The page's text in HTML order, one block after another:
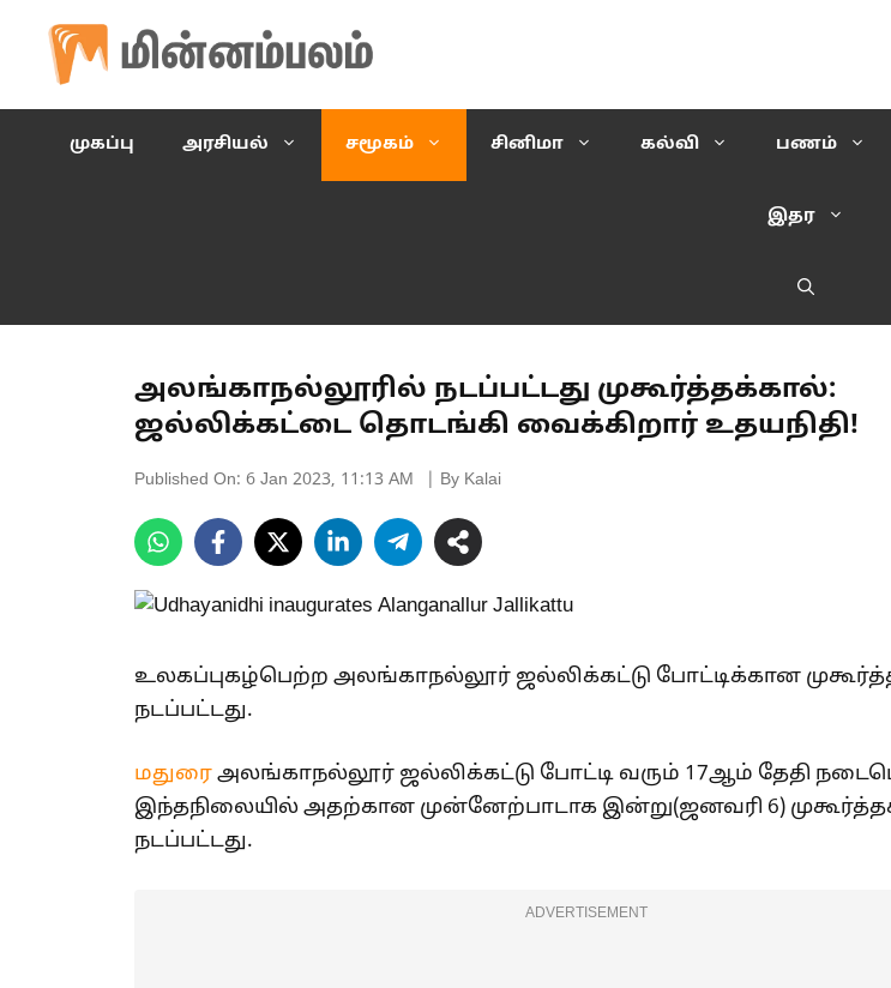
content
முகப்பு அரசியல் சமூகம் சினிமா கல்வி பணம்
இதர
அலங்காநல்லூரில் நடப்பட்டது முகூர்த்தக்கால்:
ஜல்லிக்கட்டை தொடங்கி வைக்கிறார் உதயநிதி!
Published On: 6 Jan 2023, 11:13 AM | By Kalai
உலகப்புகழ்பெற்ற அலங்காநல்லூர் ஜல்லிக்கட்டு போட்டிக்கான
நடப்பட்டது.
மதுரைஅலங்காநல்லூர் ஜல்லிக்கட்டு போட்டி வரும் 17ஆம் தேதி
இந்தநிலையில் அதற்கான முன்னேற்பாடாக இன்று(ஜனவரி 6)
நடப்பட்டது.
ADVERTISEMENT